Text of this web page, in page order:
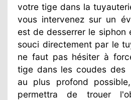
votre tige dans la
vous intervenez sur un
est de desserrer le siphon
souci directement par le
ne faut pas hésiter à
tige dans les coudes des
au plus profond
permettra de trouer